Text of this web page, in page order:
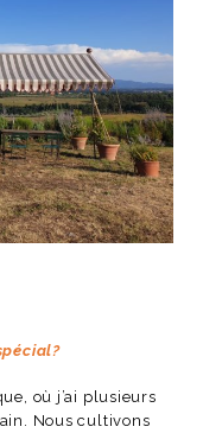
où j’ai plusieurs
Nous cultivons